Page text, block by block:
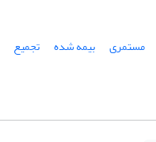
مستمری بیمه شده تجمیع